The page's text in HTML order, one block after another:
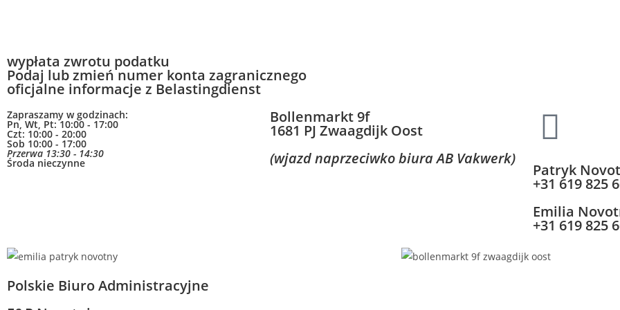
wypłata zwrotu podatku
Podaj lub zmień numer konta zagranicznego
oficjalne informacje z Belastingdienst
Zapraszamy w godzinach:
Pn, Wt, Pt: 10:00 - 17:00
Czt: 10:00 - 20:00
Sob 10:00 - 17:00
Przerwa 13:30 - 14:30
Środa nieczynne
Bollenmarkt 9f
1681 PJ Zwaagdijk Oost
(wjazd naprzeciwko biura AB Vakwerk)
Patryk
+31 619 825
Emilia
+31 619 825
Polskie Biuro Administracyjne